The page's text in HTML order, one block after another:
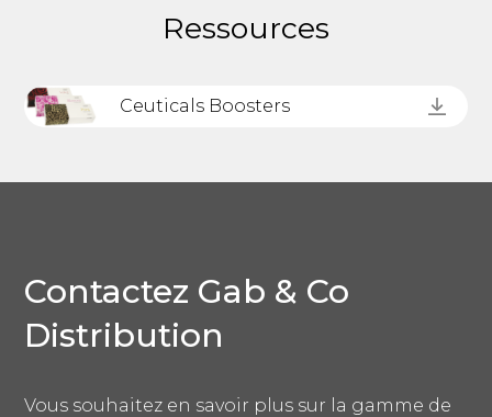
Ressources
Ceuticals Boosters
Contactez Gab & Co
Distribution
Vous souhaitez en savoir plus sur la gamme de